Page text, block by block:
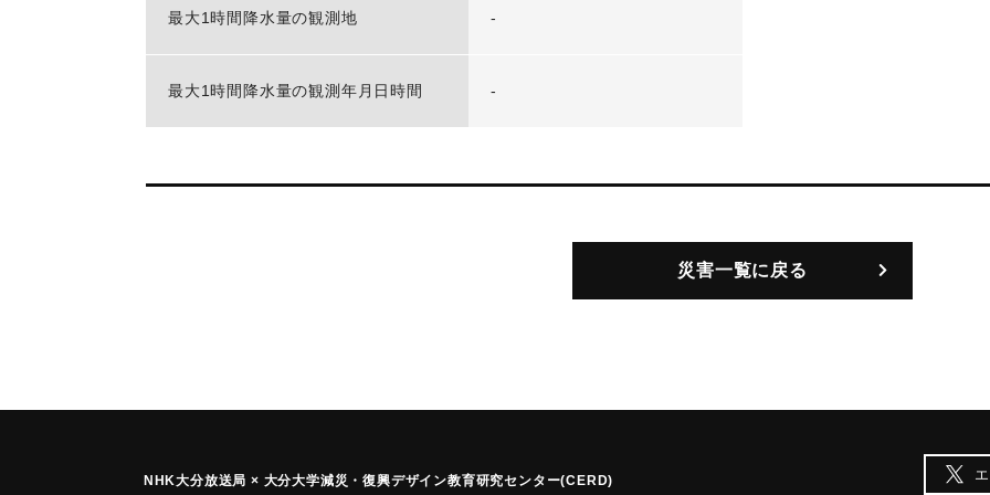
最大1時間降水量の観測地 -
最大1時間降水量の観測年月日時間 -
災害一覧に戻る
NHK大分放送局 × 大分大学減災 ・復興デザイン教育研究センター(CERD)